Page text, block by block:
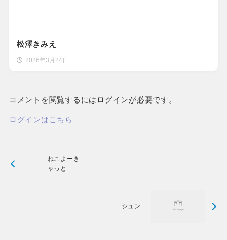
松澤きみえ
2026年3月24日
コメントを閲覧するにはログインが必要です。
ログインはこちら
ねこよーき
ゃっと
シュン